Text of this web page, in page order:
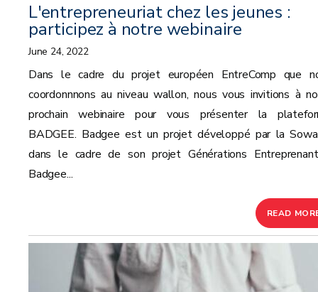
L'entrepreneuriat chez les jeunes :
participez à notre webinaire
June 24, 2022
Dans le cadre du projet européen EntreComp que
coordonnnons au niveau wallon, nous vous invitions à
prochain webinaire pour vous présenter la
BADGEE. Badgee est un projet développé par la
dans le cadre de son projet Générations
Badgee...
READ